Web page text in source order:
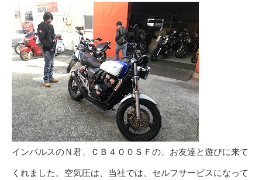
インパルスのＮ君、ＣＢ４００ＳＦの、お友達と遊びに来て
くれました。空気圧は、当社では、セルフサービスになって